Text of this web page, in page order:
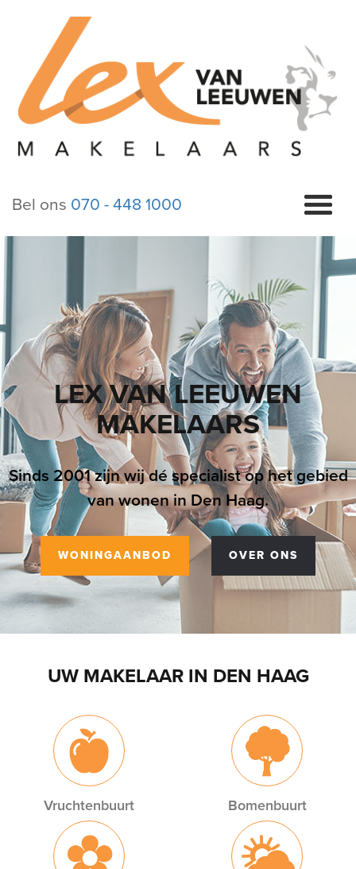
Bel ons 070 - 448 1000
LEX VAN LEEUWEN
MAKELAARS
Sinds 2001 zijn wij dé specialist op het gebied
van wonen in Den Haag.
WONINGAANBOD OVER ONS
UW MAKELAAR IN DEN HAAG
Vruchtenbuurt Bomenbuurt